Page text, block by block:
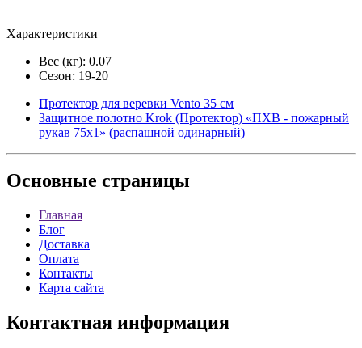
Характеристики
Вес (кг): 0.07
Сезон: 19-20
Протектор для веревки Vento 35 см
Защитное полотно Krok (Протектор) «ПХВ - пожарный
рукав 75х1» (распашной одинарный)
Основные страницы
Главная
Блог
Доставка
Оплата
Контакты
Карта сайта
Контактная информация